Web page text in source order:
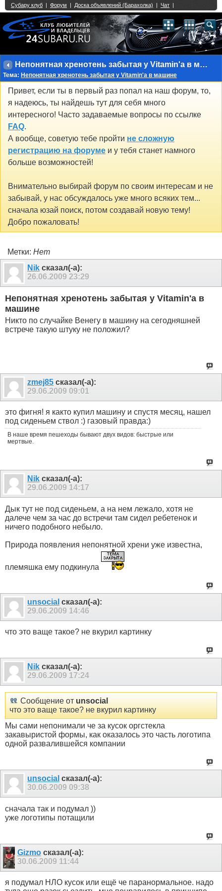
Непонятная хренотень забытая у Vitamin'а в машине
Тема: Непонятная хренотень забытая у Vitamin'а в машине
Привет, если ты в первый раз попал на наш форум, то,
я надеюсь, ты найдешь тут для себя много
интересного! Часто задаваемые вопросы по ссылке
FAQ.
А вообще, советую тебе пройти не сложную
регистрацию на форуме и у тебя станет намного
больше возможностей!
Внимательно выбирай форум по своим интересам и не
забывай, у нас обсуждалось уже много всяких тем...
сначала юзай поиск, потом создавай новую тему!
Добро пожаловать!
Метки: Нет
Nik сказал(-а):
26.06.2009 23:29
Непонятная хренотень забытая у Vitamin'а в
машине
Никто по случайке Венегу в машину на сегодняшней
встрече такую штуку не положил?
zmej85 сказал(-а):
29.06.2009 09:01
это фигня! я както купил машину и спустя месяц, нашел
под сиденьем ствол :) газовый правда:)
В наше время пешеходы бывают двух видов: быстрые или
мертвые.
Nik сказал(-а):
29.06.2009 14:17
Дык тут не под сиденьем, а на нем лежало, хотя не
далече чем за час до встречи там сидел ребетенок и
ничего подобного небыло.
Природа появления непонятной хрени уже известна,
племяшка ему подкинула
unsocial сказал(-а):
29.06.2009 14:46
что это ваще такое? не вкурил картинку
Nik сказал(-а):
29.06.2009 17:24
Сообщение от unsocial
что это ваще такое? не вкурил картинку
Мы сами непонимали че за кусок оргстекла
закавыристой формы, как оказалось это часть логотипа
одной развалившейся компании
unsocial сказал(-а):
30.06.2009 09:38
сначала так и подумал ))
уже логотипы потащили
Gizmoсказал(-а):
30.06.2009 11:44
я подумал НЛО кусок или ещё че паранормальное. надо
Single Sign On provided byvBSSO
2 3 4 5 6 7 8 9 10 11 12 13 14 15 16 17 18 21 22 23 24 25 26
27 28 29 30 31 32 33 34 35 36 37 38 39 40 41 42 43